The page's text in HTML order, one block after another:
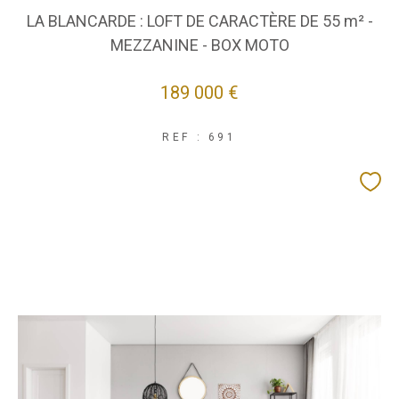
LA BLANCARDE : LOFT DE CARACTÈRE DE 55 m² -
MEZZANINE - BOX MOTO
189 000 €
REF : 691